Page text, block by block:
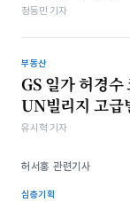
정동민 기자
부동산
GS 일가 허경수
UN빌리지 고급
유시혁 기자
허서홍 관련기사
심층기획